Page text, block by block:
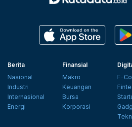
Berita
Nasional
Industri
Internasional
Energi
Finansial
Makro
Keuangan
Bursa
Korporasi
E-